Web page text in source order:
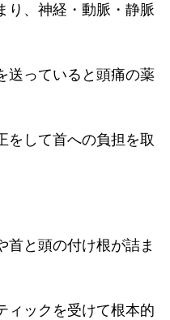
り、神経・動脈・静脈
送っていると頭痛の薬
をして首への負担を取
首と頭の付け根が詰ま
ィックを受けて根本的